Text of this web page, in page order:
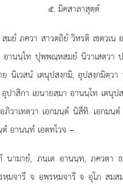
๕. มิคสาลาสุตฺตํ
สมยํ ภควา สาวตฺถิยํ วิหรติ เชตวเน
านนฺโท ปุพฺพณฺหสมยํ นิวาเสตฺวา
นิเวสนํ เตนุปสงฺกมิ; อุปสงฺกมิตฺว
ปาสิกา เยนายสฺมา อานนฺโท เตนุป
วาเทตฺวา เอกมนฺตํ นิสีทิ. เอกม
อานนฺทํ เอตทโวจ –
นามายํ, ภนฺเต อานนฺท, ภควตา ธ
มจารี จ อพฺรหฺมจารี จ อุโภ สม